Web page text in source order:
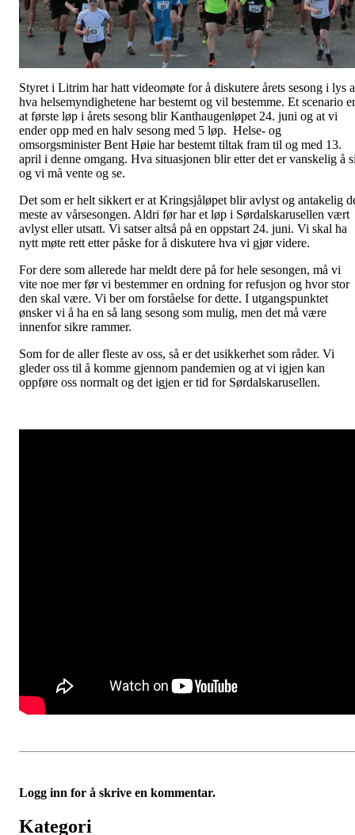
Styret i Litrim har hatt videomøte for å diskutere årets sesong i lys
hva helsemyndighetene har bestemt og vil bestemme. Et scenario er
at første løp i årets sesong blir Kanthaugenløpet 24. juni og at vi
ender opp med en halv sesong med 5 løp. Helse- og
omsorgsminister Bent Høie har bestemt tiltak fram til og med 13.
april i denne omgang. Hva situasjonen blir etter det er vanskelig å
og vi må vente og se.
Det som er helt sikkert er at Kringsjåløpet blir avlyst og antakelig
meste av vårsesongen. Aldri før har et løp i Sørdalskarusellen vært
avlyst eller utsatt. Vi satser altså på en oppstart 24. juni. Vi skal ha
nytt møte rett etter påske for å diskutere hva vi gjør videre.
For dere som allerede har meldt dere på for hele sesongen, må vi
vite noe mer før vi bestemmer en ordning for refusjon og hvor stor
den skal være. Vi ber om forståelse for dette. I utgangspunktet
ønsker vi å ha en så lang sesong som mulig, men det må være
innenfor sikre rammer.
Som for de aller fleste av oss, så er det usikkerhet som råder. Vi
gleder oss til å komme gjennom pandemien og at vi igjen kan
oppføre oss normalt og det igjen er tid for Sørdalskarusellen.
Logg inn for å skrive en kommentar.
Kategori